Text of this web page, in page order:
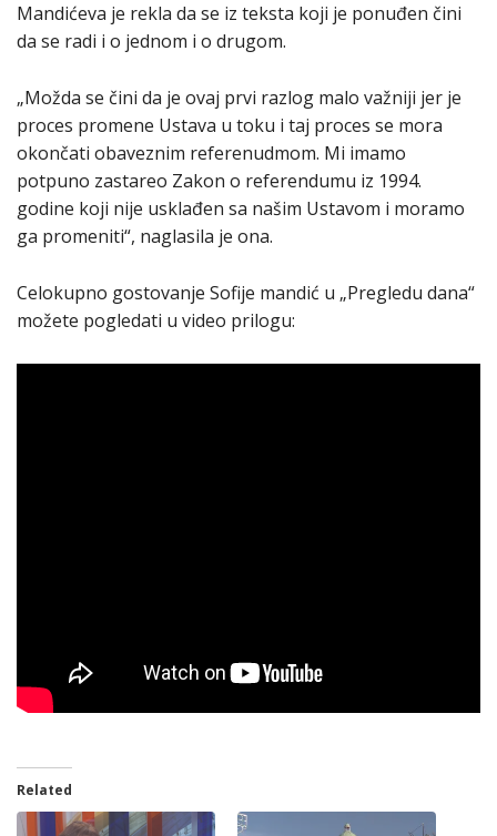
Mandićeva je rekla da se iz teksta koji je ponuđen čini
da se radi i o jednom i o drugom.
„Možda se čini da je ovaj prvi razlog malo važniji jer je
proces promene Ustava u toku i taj proces se mora
okončati obaveznim referenudmom. Mi imamo
potpuno zastareo Zakon o referendumu iz 1994.
godine koji nije usklađen sa našim Ustavom i moramo
ga promeniti“, naglasila je ona.
Celokupno gostovanje Sofije mandić u „Pregledu dana“
možete pogledati u video prilogu:
Related